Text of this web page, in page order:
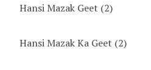
Hansi Mazak Geet (2)
Hansi Mazak Ka Geet (2)